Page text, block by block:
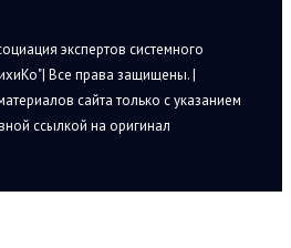
экспертов системного
Все права защищены. |
сайта только с указанием
ссылкой на оригинал